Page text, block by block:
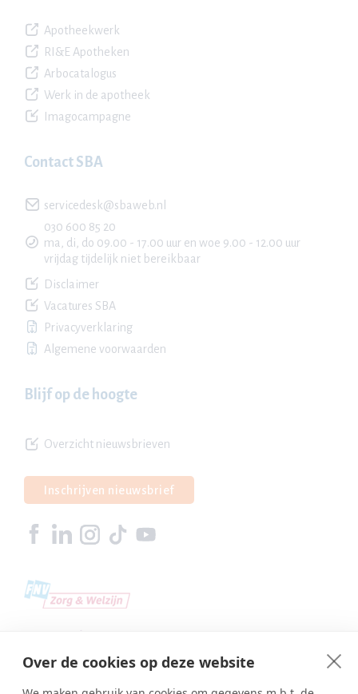
Over de cookies op deze website
Apotheekwerk
RI&E Apotheken
Arbocatalogus
Werk in de apotheek
Imagocampagne
Contact SBA
servicedesk@sbaweb.nl
030 600 85 20
ma, di, do 09.00 - 17.00 uur en woe 9.00 - 12.00 uur
vrijdag tijdelijk niet bereikbaar
Disclaimer
Vacatures SBA
Privacyverklaring
Algemene voorwaarden
Blijf op de hoogte
Overzicht nieuwsbrieven
Inschrijven nieuwsbrief